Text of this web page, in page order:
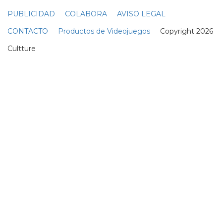
PUBLICIDAD COLABORA
AVISO LEGAL
CONTACTO
Productos de Videojuegos Copyright 2026
Cultture